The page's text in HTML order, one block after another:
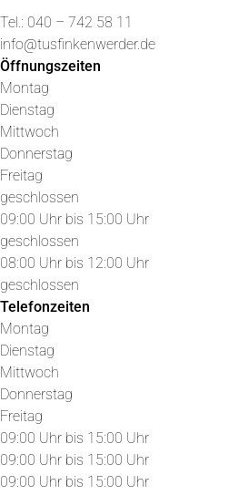
Tel.: 040 – 742 58 11
info@tusfinkenwerder.de
Öffnungszeiten
Montag
Dienstag
Mittwoch
Donnerstag
Freitag
geschlossen
09:00 Uhr bis 15:00 Uhr
geschlossen
08:00 Uhr bis 12:00 Uhr
geschlossen
Telefonzeiten
Montag
Dienstag
Mittwoch
Donnerstag
Freitag
09:00 Uhr bis 15:00 Uhr
09:00 Uhr bis 15:00 Uhr
09:00 Uhr bis 15:00 Uhr